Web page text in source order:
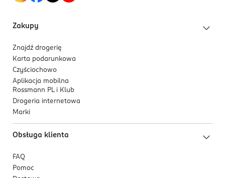
3 031445 005364
Zakupy
Znajdź drogerię
Karta podarunkowa
Czyściochowo
Aplikacja mobilna
Rossmann PL i Klub
Drogeria internetowa
Marki
Obsługa klienta
FAQ
Pomoc